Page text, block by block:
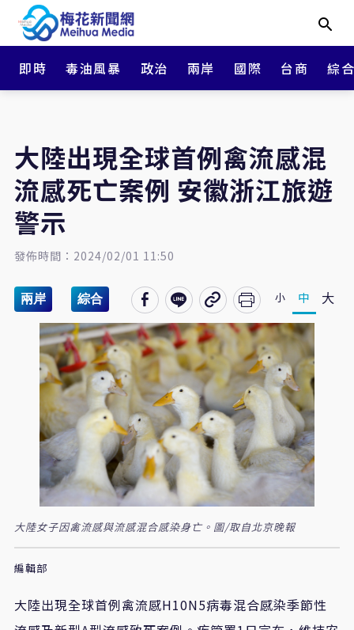
即時 毒油風暴 政治 兩岸 國際 台商 綜
大陸出現全球首例禽流感混
流感死亡案例 安徽浙江旅遊
警示
發佈時間：2024/02/01 11:50
兩岸 綜合 小 中 大
大陸女子因禽流感與流感混合感染身亡。圖/取自北京晚報
編輯部
大陸出現全球首例禽流感H10N5病毒混合感染季節性